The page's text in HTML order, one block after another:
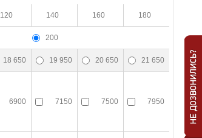
120 140 160 180
200
18 650 19 950 20 650 21 650
6900 7150 7500 7950